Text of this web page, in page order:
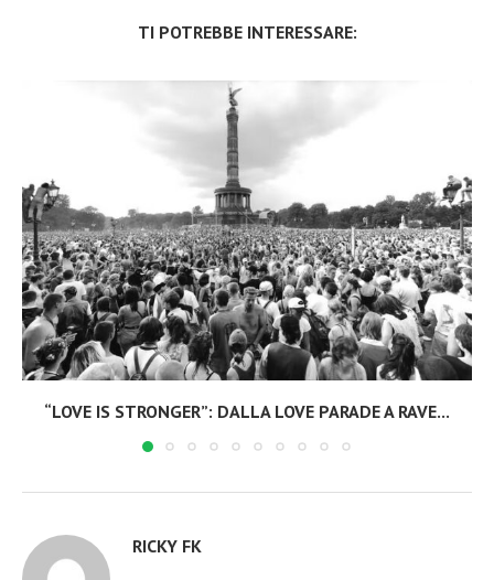
TI POTREBBE INTERESSARE:
“LOVE IS STRONGER”: DALLA LOVE PARADE A RAVE...
RICKY FK